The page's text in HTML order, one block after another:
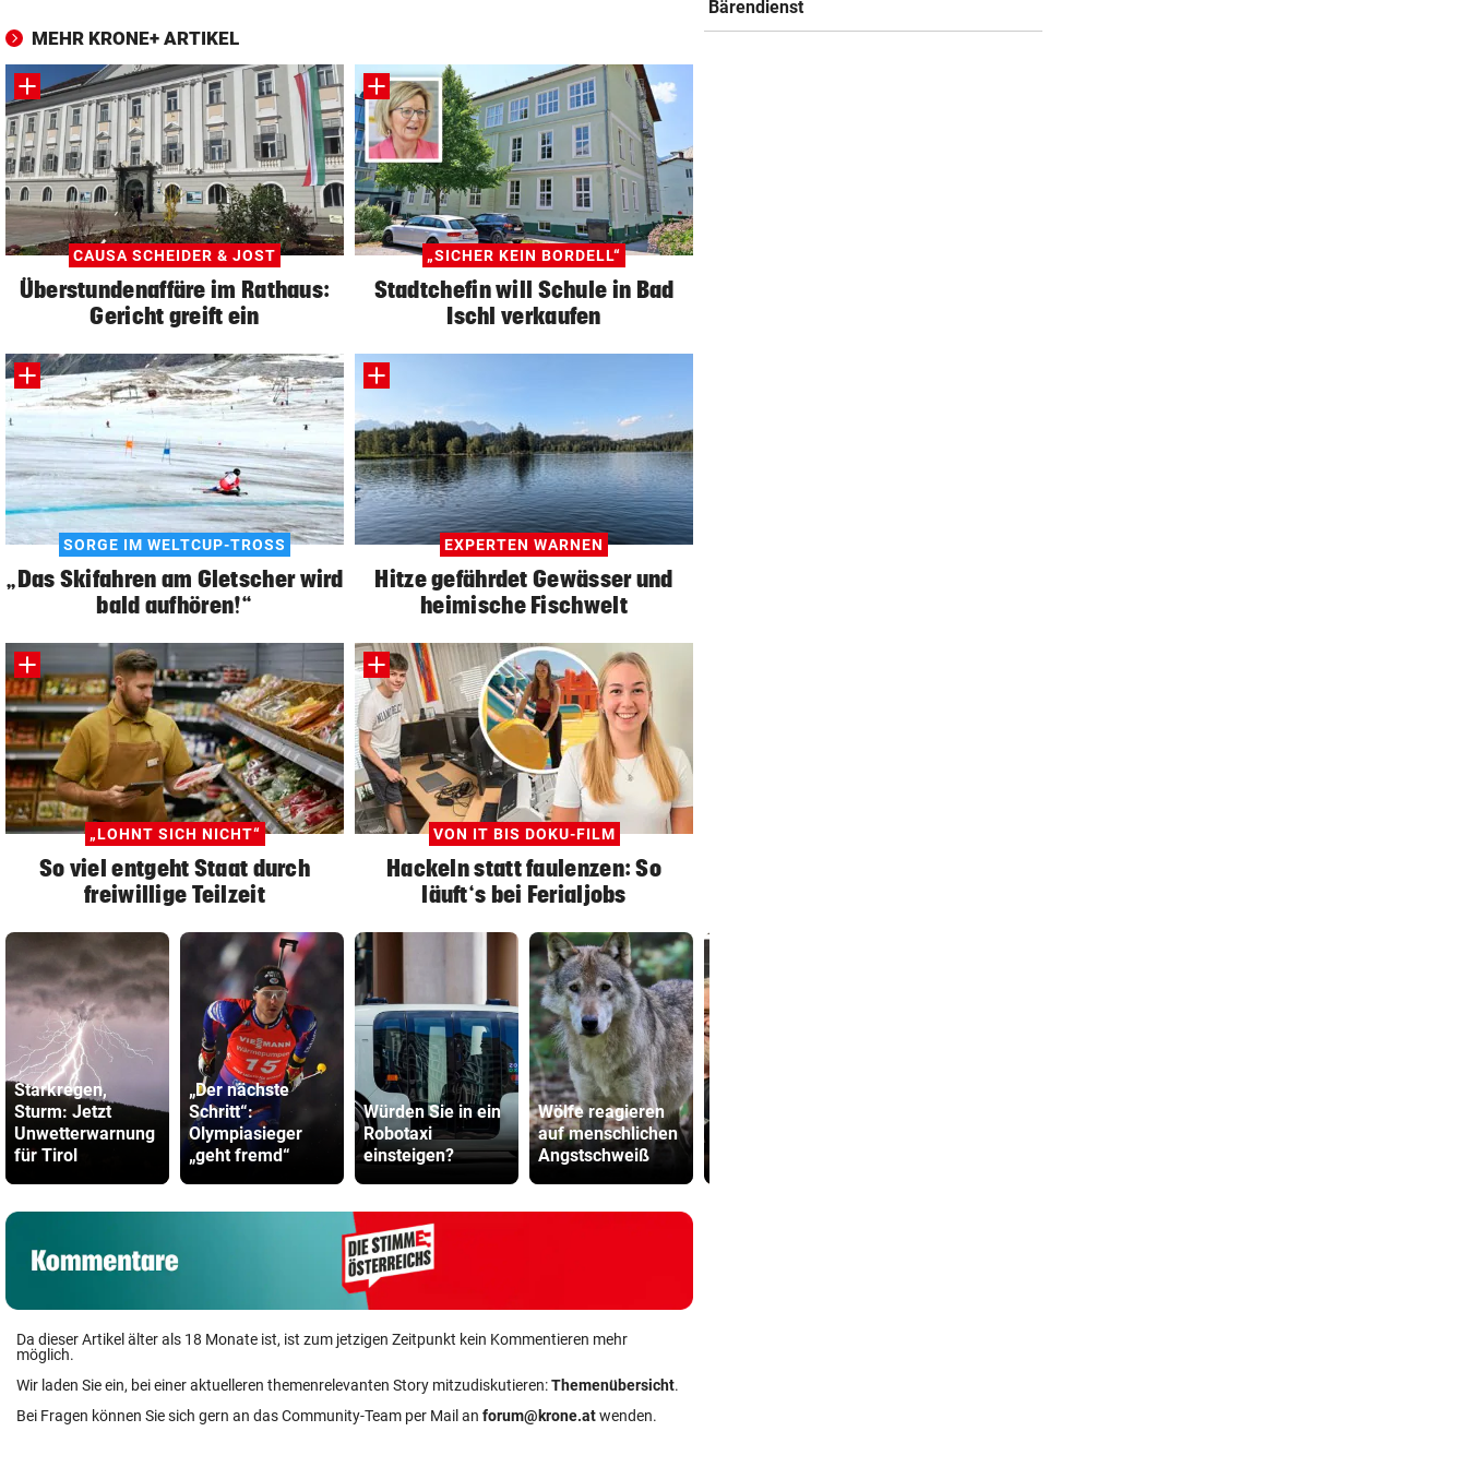
MEHR KRONE+ ARTIKEL
CAUSA SCHEIDER & JOST
Überstundenaffäre im Rathaus:
Gericht greift ein
„SICHER KEIN BORDELL“
Stadtchefin will Schule in Bad
Ischl verkaufen
SORGE IM WELTCUP-TROSS
„Das Skifahren am Gletscher wird
bald aufhören!“
EXPERTEN WARNEN
Hitze gefährdet Gewässer und
heimische Fischwelt
„LOHNT SICH NICHT“
So viel entgeht Staat durch
freiwillige Teilzeit
VON IT BIS DOKU-FILM
Hackeln statt faulenzen: So
läuft‘s bei Ferialjobs
Starkregen,
Sturm: Jetzt
Unwetterwarnung
für Tirol
„Der nächste
Schritt“:
Olympiasieger
„geht fremd“
Würden Sie in ein
Robotaxi
einsteigen?
Wölfe reagieren
auf menschlichen
Angstschweiß
Da dieser Artikel älter als 18 Monate ist, ist zum jetzigen Zeitpunkt kein Kommentieren mehr
möglich.
Wir laden Sie ein, bei einer aktuelleren themenrelevanten Story mitzudiskutieren:Themenübersicht.
Bei Fragen können Sie sich gern an das Community-Team per Mail an forum@krone.atwenden.
Bärendienst